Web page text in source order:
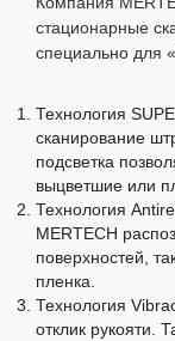
стационарные
специально для
Технология
сканирование
подсветка
выцветшие или
Технология
MERTECH
поверхностей,
пленка.
Технология
отклик рукояти.